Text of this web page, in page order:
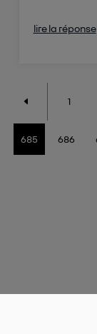
lire la réponse
1
685 686